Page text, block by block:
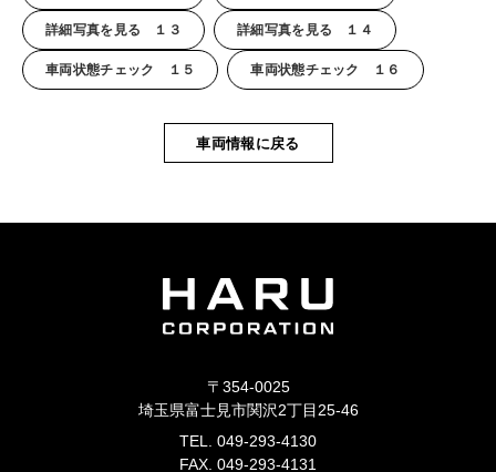
詳細写真を見る １３ 詳細写真を見る １４
車両状態チェック １５ 車両状態チェック １６
車両情報に戻る
〒354-0025
埼玉県富士見市関沢2丁目25-46
TEL. 049-293-4130
FAX. 049-293-4131